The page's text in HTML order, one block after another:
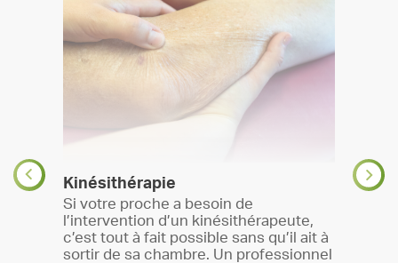
Kinésithérapie
Si votre proche a besoin de
l’intervention d’un kinésithérapeute,
c’est tout à fait possible sans qu’il ait à
sortir de sa chambre. Un professionnel